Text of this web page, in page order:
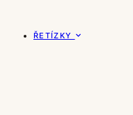
ŘETÍZKY